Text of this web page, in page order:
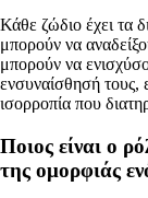
Κάθε ζώδιο έχει τα
μπορούν να
μπορούν να
ενσυναίσθησή τους,
ισορροπία που
Ποιος είναι ο
της ομορφιάς